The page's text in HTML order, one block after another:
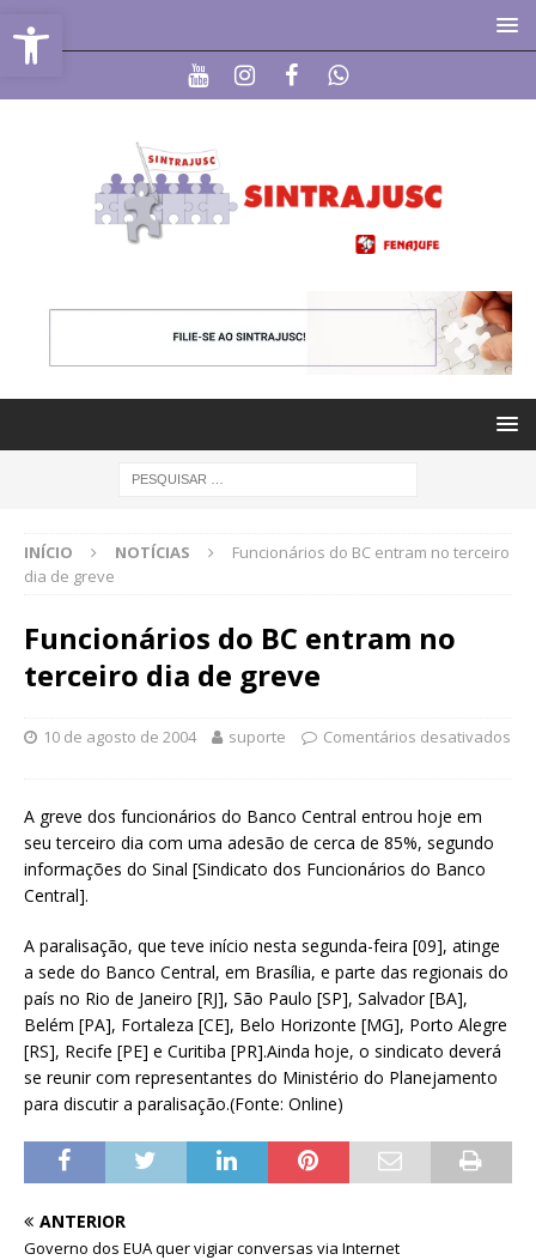
Abrir a barra de ferramentas
INÍCIO NOTÍCIAS
Funcionários do BC entram no terceiro
dia de greve
Funcionários do BC entram no
terceiro dia de greve
10 de agosto de 2004 suporte Comentários desativados
A greve dos funcionários do Banco Central entrou hoje em
seu terceiro dia com uma adesão de cerca de 85%, segundo
informações do Sinal [Sindicato dos Funcionários do Banco
Central].
A paralisação, que teve início nesta segunda-feira [09], atinge
a sede do Banco Central, em Brasília, e parte das regionais do
país no Rio de Janeiro [RJ], São Paulo [SP], Salvador [BA],
Belém [PA], Fortaleza [CE], Belo Horizonte [MG], Porto Alegre
[RS], Recife [PE] e Curitiba [PR].Ainda hoje, o sindicato deverá
se reunir com representantes do Ministério do Planejamento
para discutir a paralisação.(Fonte: Online)
ANTERIOR
Governo dos EUA quer vigiar conversas via Internet